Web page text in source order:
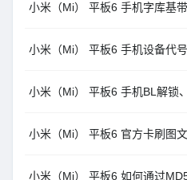
小米（Mi） 平板6 手机字库基
小米（Mi） 平板6 手机设备代
小米（Mi） 平板6 手机BL解锁
小米（Mi） 平板6 官方卡刷图
小米（Mi） 平板6 如何通过